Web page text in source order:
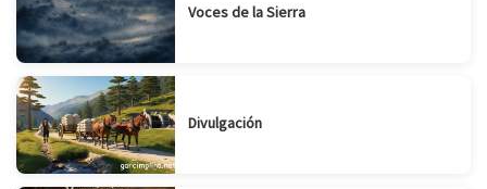
Voces de la Sierra
Divulgación